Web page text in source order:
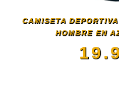
CAMISETA
HOMBRE EN